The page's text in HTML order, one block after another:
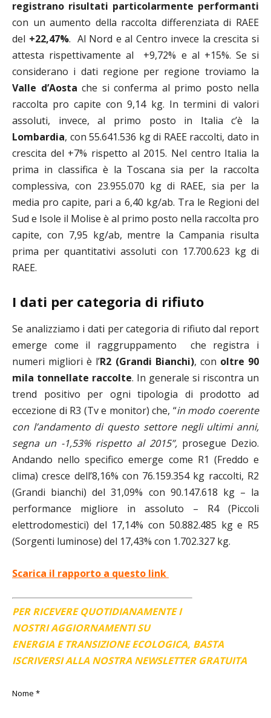
registrano risultati particolarmente performanti
con un aumento della raccolta differenziata di RAEE
del +22,47%. Al Nord e al Centro invece la crescita si
attesta rispettivamente al +9,72% e al +15%. Se si
considerano i dati regione per regione troviamo la
Valle d’Aosta che si conferma al primo posto nella
raccolta pro capite con 9,14 kg. In termini di valori
assoluti, invece, al primo posto in Italia c’è la
Lombardia, con 55.641.536 kg di RAEE raccolti, dato in
crescita del +7% rispetto al 2015. Nel centro Italia la
prima in classifica è la Toscana sia per la raccolta
complessiva, con 23.955.070 kg di RAEE, sia per la
media pro capite, pari a 6,40 kg/ab. Tra le Regioni del
Sud e Isole il Molise è al primo posto nella raccolta pro
capite, con 7,95 kg/ab, mentre la Campania risulta
prima per quantitativi assoluti con 17.700.623 kg di
RAEE.
I dati per categoria di rifiuto
Se analizziamo i dati per categoria di rifiuto dal report
emerge come il raggruppamento che registra i
numeri migliori è l’R2 (Grandi Bianchi), con oltre 90
mila tonnellate raccolte. In generale si riscontra un
trend positivo per ogni tipologia di prodotto ad
eccezione di R3 (Tv e monitor) che, “in modo coerente
con l’andamento di questo settore negli ultimi anni,
segna un -1,53% rispetto al 2015”, prosegue Dezio.
Andando nello specifico emerge come R1 (Freddo e
clima) cresce dell’8,16% con 76.159.354 kg raccolti, R2
(Grandi bianchi) del 31,09% con 90.147.618 kg – la
performance migliore in assoluto – R4 (Piccoli
elettrodomestici) del 17,14% con 50.882.485 kg e R5
(Sorgenti luminose) del 17,43% con 1.702.327 kg.
Scarica il rapporto a questo link
PER RICEVERE QUOTIDIANAMENTE I
NOSTRI AGGIORNAMENTI SU
ENERGIA E TRANSIZIONE ECOLOGICA, BASTA
ISCRIVERSI ALLA NOSTRA NEWSLETTER GRATUITA
Nome *